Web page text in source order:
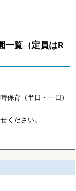
一覧（定員はR
保育（半日・一日）
ください。